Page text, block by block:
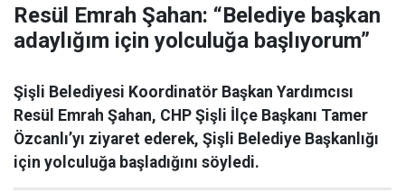
Resül Emrah Şahan: “Belediye başkan
adaylığım için yolculuğa başlıyorum”
Şişli Belediyesi Koordinatör Başkan Yardımcısı
Resül Emrah Şahan, CHP Şişli İlçe Başkanı Tamer
Özcanlı’yı ziyaret ederek, Şişli Belediye Başkanlığı
için yolculuğa başladığını söyledi.